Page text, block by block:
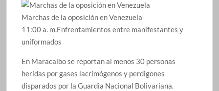
Marchas de la oposición en Venezuela
11:00 a. m.Enfrentamientos entre manifestantes y
uniformados
En Maracaibo se reportan al menos 30 personas
heridas por gases lacrimógenos y perdigones
disparados por la Guardia Nacional Bolivariana.